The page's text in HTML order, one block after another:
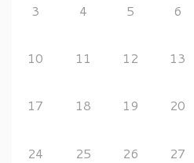
3 4 5 6
10 11 12 13
17 18 19 20
24 25 26 27